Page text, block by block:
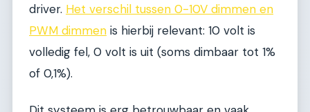
driver. Het verschil tussen 0-10V dimmen en
PWM dimmen is hierbij relevant: 10 volt is
volledig fel, 0 volt is uit (soms dimbaar tot 1%
of 0,1%).